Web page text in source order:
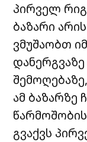
პირველ
ბაზარი
ვმუშაობთ
ამ ბაზარზე
გვაქვს